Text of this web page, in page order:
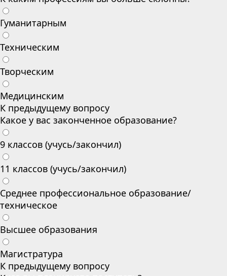
Гуманитарным
Техническим
Творческим
Медицинским
К предыдущему вопросу
Какое у вас законченное образование?
9 классов (учусь/закончил)
11 классов (учусь/закончил)
Среднее профессиональное образование/
техническое
Высшее образования
Магистратура
К предыдущему вопросу